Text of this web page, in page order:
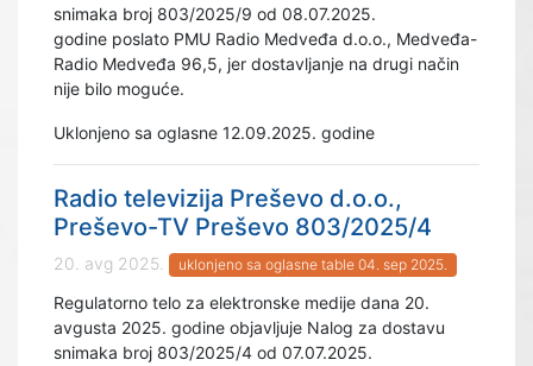
snimaka broj 803/2025/9 od 08.07.2025.
godine poslato PMU Radio Medveđa d.o.o., Medveđa-
Radio Medveđa 96,5, jer dostavljanje na drugi način
nije bilo moguće.
Uklonjeno sa oglasne 12.09.2025. godine
Radio televizija Preševo d.o.o.,
Preševo-TV Preševo 803/2025/4
20. avg 2025. uklonjeno sa oglasne table 04. sep 2025.
Regulatorno telo za elektronske medije dana 20.
avgusta 2025. godine objavljuje Nalog za dostavu
snimaka broj 803/2025/4 od 07.07.2025.